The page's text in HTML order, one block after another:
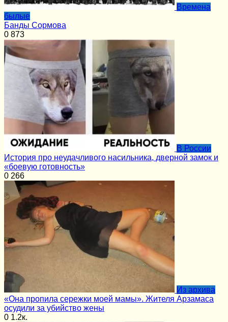
Времена
былые
Банды Сормова
0 873
В России
История про неудачливого насильника, дверной замок и
«боевую готовность»
0 266
Из архива
«Она пропила сережки моей мамы». Жителя Арзамаса
осудили за убийство жены
0 1.2к.